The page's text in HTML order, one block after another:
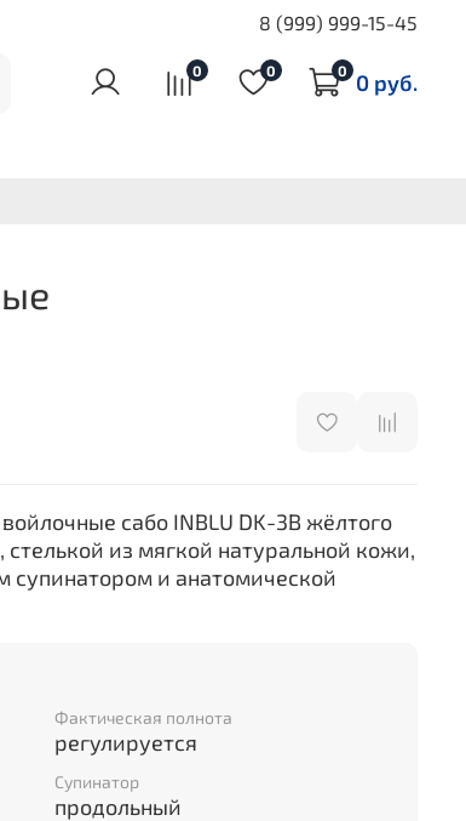
8 (999) 999-15-45
0 0 0 0 руб.
сабо INBLU DK-3B жёлтого
из мягкой натуральной кожи,
и анатомической
Фактическая полнота
регулируется
Супинатор
продольный